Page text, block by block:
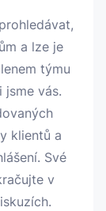
a lze je
týmu
jsme vás.
klientů a
Své
v